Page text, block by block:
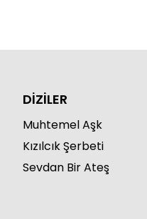
DİZİLER
Muhtemel Aşk
Kızılcık Şerbeti
Sevdan Bir Ateş